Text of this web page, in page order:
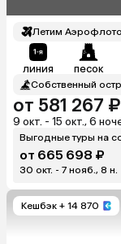
Летим
линия песок
Собственный
от 581 267 ₽
9 окт. - 15 окт., 6
Выгодные туры на
от 665 698 ₽
30 окт. - 7 нояб., 8 н.
Кешбэк + 14 870